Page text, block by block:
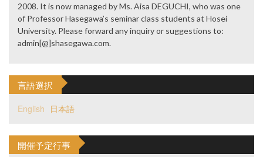
2008. It is now managed by Ms. Aisa DEGUCHI, who was one
of Professor Hasegawa’s seminar class students at Hosei
University. Please forward any inquiry or suggestions to:
admin[@]shasegawa.com.
言語選択
English 日本語
開催予定行事